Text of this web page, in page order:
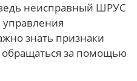
неисправный ШРУС
знать признаки
за помощью